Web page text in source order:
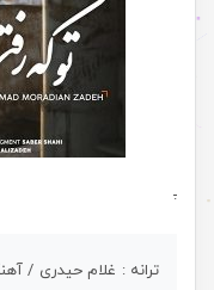
.
ترانه : غلام حیدری /